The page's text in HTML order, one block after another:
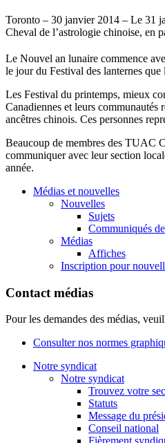
Toronto – 30 janvier2014 – Le 31
Cheval de l’astrologie chinoise, en
Le Nouvel an lunaire commence
le jour du Festival des lanternes que
Les Festival du printemps, mieux
Canadiennes et leurs communautés
ancêtres chinois. Ces personnes
Beaucoup de membres des TUAC
communiquer avec leursection
année.
Médias et nouvelles
Nouvelles
Sujets
Communiqués
Médias
Affiches
Inscription pour
Contact médias
Pour les demandes des médias,
Consulter nos normes
Notre syndicat
Notre syndicat
Trouvez votre
Statuts
Message du
Conseil national